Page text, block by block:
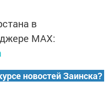
в
MАХ:
новостей Заинска?